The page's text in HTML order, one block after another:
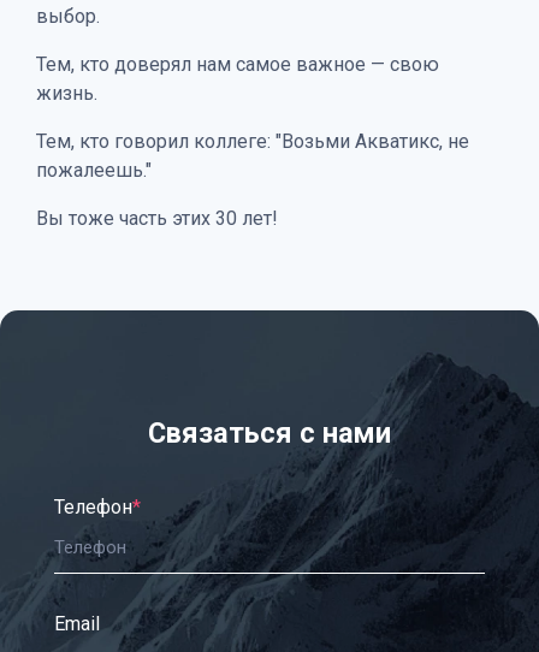
выбор.
Тем, кто доверял нам самое важное — свою
жизнь.
Тем, кто говорил коллеге: "Возьми Акватикс, не
пожалеешь."
Вы тоже часть этих 30 лет!
Связаться с нами
Телефон*
Email